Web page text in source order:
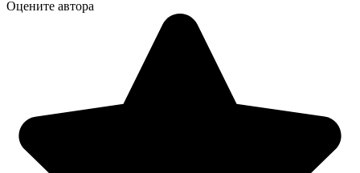
Оцените автора